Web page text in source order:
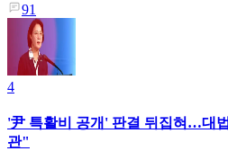
91
4
'尹 특활비 공개' 판결 뒤집혀…대
관"